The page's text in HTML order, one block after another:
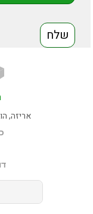
אריזה,